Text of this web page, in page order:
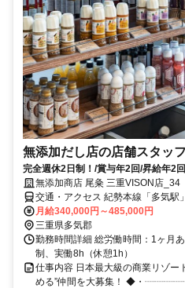
無添加だし店の店舗スタッフ
完全週休2日制！/賞与年2回/昇給年2
無添加商店 尾粂 三重VISON店_34
交通・アクセス 紀勢本線「多気駅
20分／紀勢本線「相可駅」車20分
月給340,000円～485,000円
三重県多気郡
勤務時間詳細 総労働時間：1ヶ月
制、実働8h（休憩1h）
仕事内容 日本最大級の商業リゾー
める”仲間を大募集！ ◆・